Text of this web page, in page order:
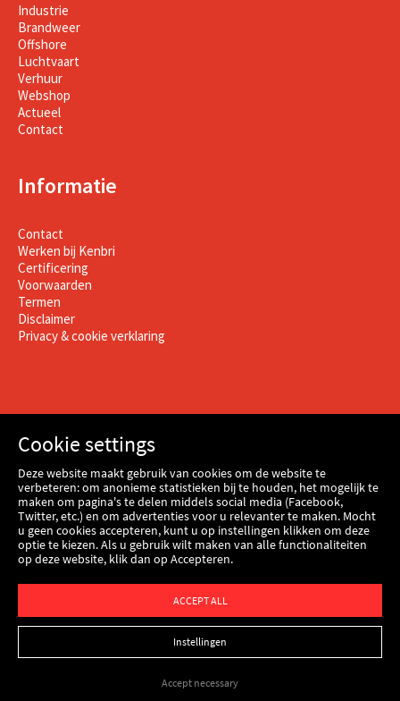
Industrie
Brandweer
Offshore
Luchtvaart
Verhuur
Webshop
Actueel
Contact
Informatie
Contact
Werken bij Kenbri
Certificering
Voorwaarden
Termen
Disclaimer
Privacy & cookie verklaring
Kenbri
Cookie settings
Deze website maakt gebruik van cookies om de website te
verbeteren: om anonieme statistieken bij te houden, het mogelijk te
maken om pagina's te delen middels social media (Facebook,
Twitter, etc.) en om advertenties voor u relevanter te maken. Mocht
u geen cookies accepteren, kunt u op instellingen klikken om deze
optie te kiezen. Als u gebruik wilt maken van alle functionaliteiten
op deze website, klik dan op Accepteren.
ACCEPT ALL
Instellingen
Accept necessary